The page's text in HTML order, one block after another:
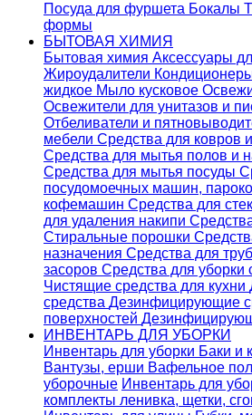
Посуда для фуршета Бокалы
формы
БЫТОВАЯ ХИМИЯ
Бытовая химия Аксессуары
Жироудалители
жидкое Мыло кусковое
Освежители для унитазов и
Отбеливатели и
мебели Средства для ковров
Средства для мытья полов и
Средства для мытья посуды
посудомоечных машин,
кофемашин Средства для
для удаления накипи
Стиральные порошки
назначения Средства для
засоров Средства для уборки
Чистящие средства для кухни
средства Дезинфицирующие
поверхностей
ИНВЕНТАРЬ ДЛЯ УБОРКИ
Инвентарь для уборки Баки и
Вантузы, ерши Вафельное
уборочные Инвентарь для
комплекты ленивка, щетки,